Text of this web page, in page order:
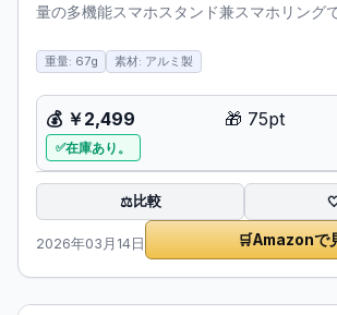
量の多機能スマホスタンド兼スマホリングで
重量: 67g 素材: アルミ製
💰 ￥2,499 🎁 75pt
在庫あり。
⚖️比較
2026年03月14日 🛒Amazonで